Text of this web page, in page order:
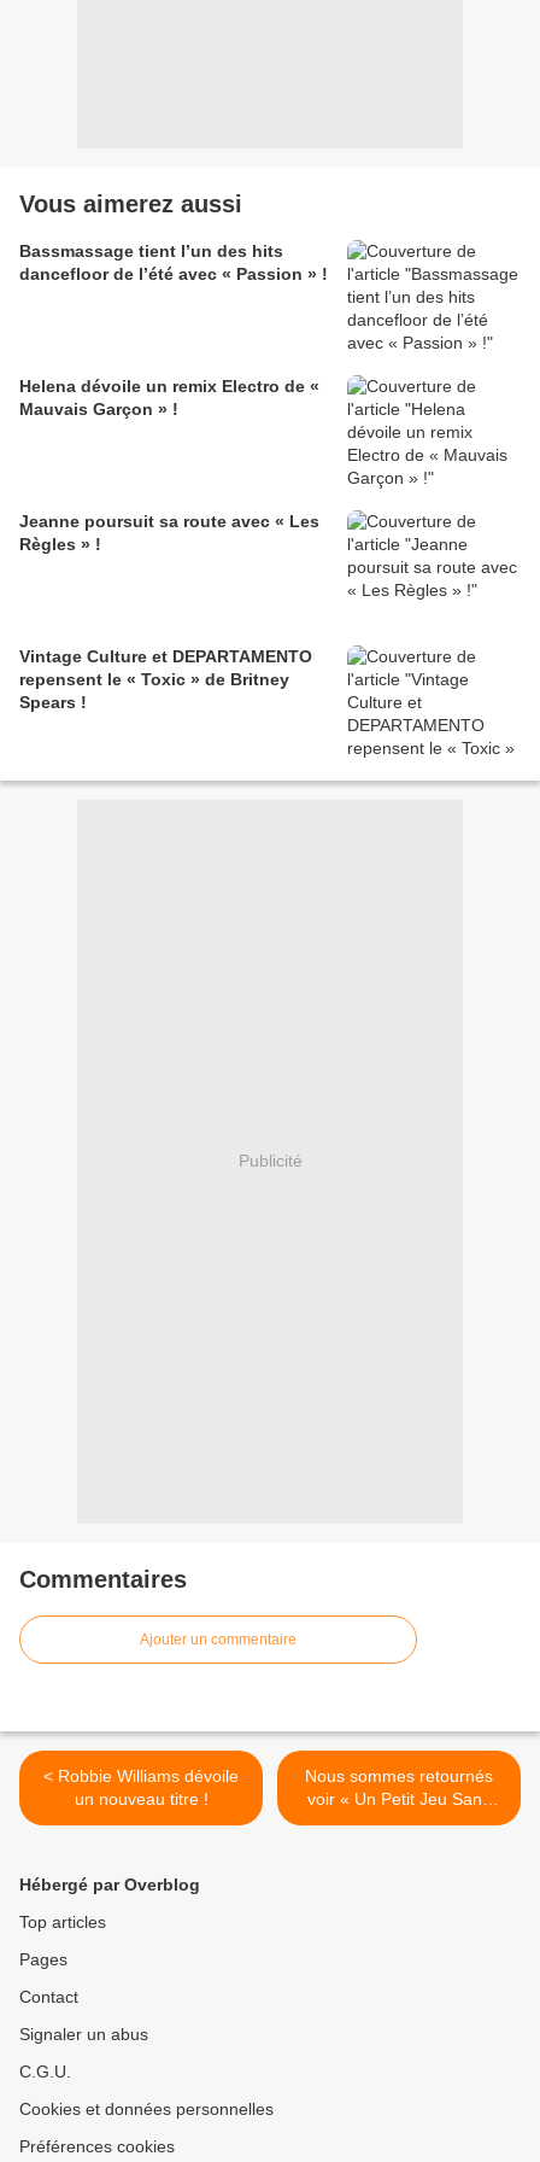
Vous aimerez aussi
Bassmassage tient l’un des hits
dancefloor de l’été avec « Passion » !
Helena dévoile un remix Electro de «
Mauvais Garçon » !
Jeanne poursuit sa route avec « Les
Règles » !
Vintage Culture et DEPARTAMENTO
repensent le « Toxic » de Britney
Spears !
Publicité
Commentaires
Ajouter un commentaire
< Robbie Williams dévoile
un nouveau titre !
Nous sommes retournés
voir « Un Petit Jeu Sans
Conséquence » à La
Hébergé par Overblog
Top articles
Pages
Contact
Signaler un abus
C.G.U.
Cookies et données personnelles
Préférences cookies